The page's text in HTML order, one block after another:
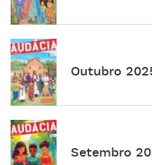
Outubro
Setembro